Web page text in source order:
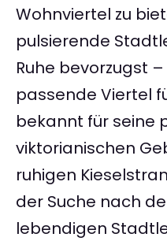
Wohnviertel zu
pulsierende
Ruhe bevorzugst
passende Viertel
bekannt für seine
viktorianischen
ruhigen
der Suche nach
lebendigen